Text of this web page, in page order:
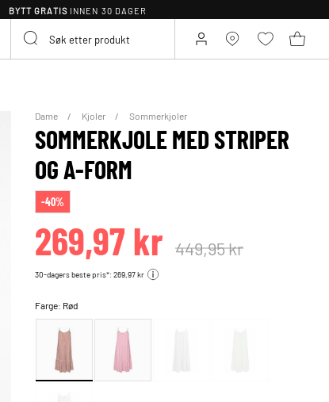
BYTT GRATISINNEN 30 DAGER
Dame Kjoler Sommerkjoler
SOMMERKJOLE MED STRIPER
OG A-FORM
-40%
269,97 kr 449,95 kr
30-dagers beste pris*: 269,97 kr
Farge: Rød